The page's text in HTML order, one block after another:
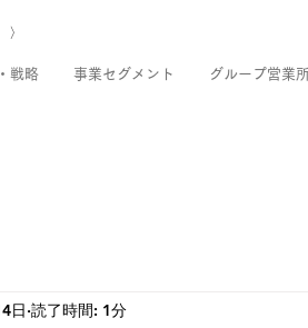
戦略 事業セグメント グループ営業
日 読了時間: 1分